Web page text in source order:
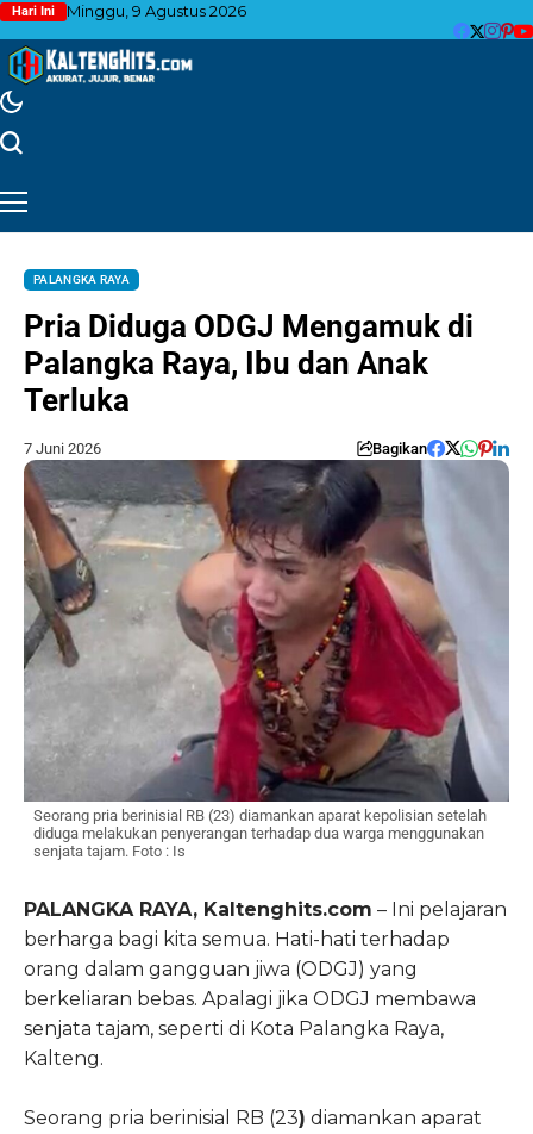
Hari Ini Minggu, 9 Agustus 2026
PALANGKA RAYA
Pria Diduga ODGJ Mengamuk di
Palangka Raya, Ibu dan Anak
Terluka
7 Juni 2026 Bagikan
Seorang pria berinisial RB (23) diamankan aparat kepolisian setelah
diduga melakukan penyerangan terhadap dua warga menggunakan
senjata tajam. Foto : Is
PALANGKA RAYA, Kaltenghits.com – Ini pelajaran
berharga bagi kita semua. Hati-hati terhadap
orang dalam gangguan jiwa (ODGJ) yang
berkeliaran bebas. Apalagi jika ODGJ membawa
senjata tajam, seperti di Kota Palangka Raya,
Kalteng.
Seorang pria berinisial RB (23) diamankan aparat